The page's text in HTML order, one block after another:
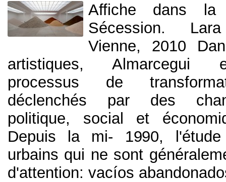
Affiche dans
Sécession.
Vienne, 2010
artistiques, Almarcegui
processus de
déclenchés par des
politique, social et
Depuis la mi- 1990,
urbains qui ne sont
d'attention: vacíos